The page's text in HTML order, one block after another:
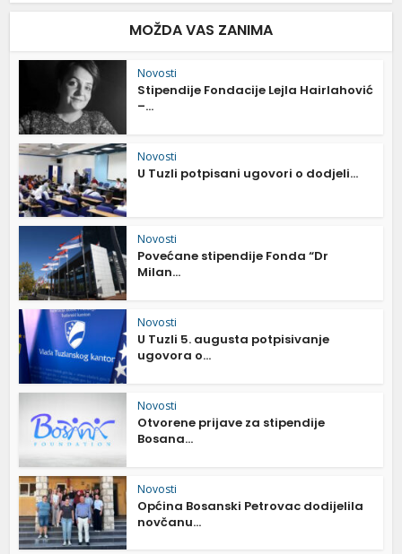
MOŽDA VAS ZANIMA
Novosti
Stipendije Fondacije Lejla Hairlahović
–...
Novosti
U Tuzli potpisani ugovori o dodjeli...
Novosti
Povećane stipendije Fonda “Dr
Milan...
Novosti
U Tuzli 5. augusta potpisivanje
ugovora o...
Novosti
Otvorene prijave za stipendije
Bosana...
Novosti
Općina Bosanski Petrovac dodijelila
novčanu...